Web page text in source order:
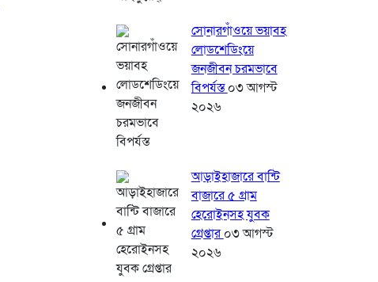
সোনারগাঁওয়ে ভয়াবহ
লোডশেডিংয়ে
জনজীবন চরমভাবে
বিপর্যস্ত০৩ আগস্ট
২০২৬
আড়াইহাজারে বান্টি
বাজারে ৫ গ্রাম
হেরোইনসহ যুবক
গ্রেপ্তার০৩ আগস্ট
২০২৬